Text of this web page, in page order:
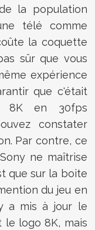
la population
télé comme
la coquette
sûr que vous
expérience
que c'était
8K en 30fps
constater
Par contre, ce
ne maîtrise
que sur la boite
du jeu en
a mis à jour le
le logo 8K, mais